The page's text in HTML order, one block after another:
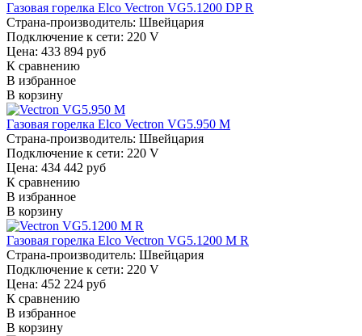
Газовая горелка Elco Vectron VG5.1200 DP R
Страна-производитель: Швейцария
Подключение к сети: 220 V
Цена: 433 894 руб
К сравнению
В избранное
В корзину
Газовая горелка Elco Vectron VG5.950 M
Страна-производитель: Швейцария
Подключение к сети: 220 V
Цена: 434 442 руб
К сравнению
В избранное
В корзину
Газовая горелка Elco Vectron VG5.1200 M R
Страна-производитель: Швейцария
Подключение к сети: 220 V
Цена: 452 224 руб
К сравнению
В избранное
В корзину